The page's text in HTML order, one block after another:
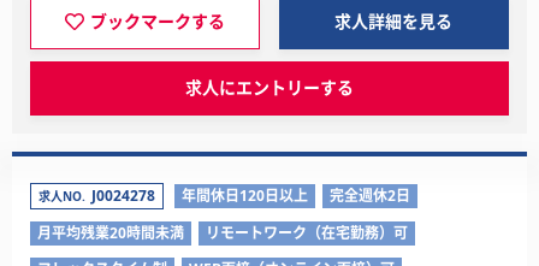
ブックマークする 求人詳細を見る
求人にエントリーする
求人NO. J0024278 年間休日120日以上
完全週休2日
月平均残業20時間未満
リモートワーク（在宅勤務）可